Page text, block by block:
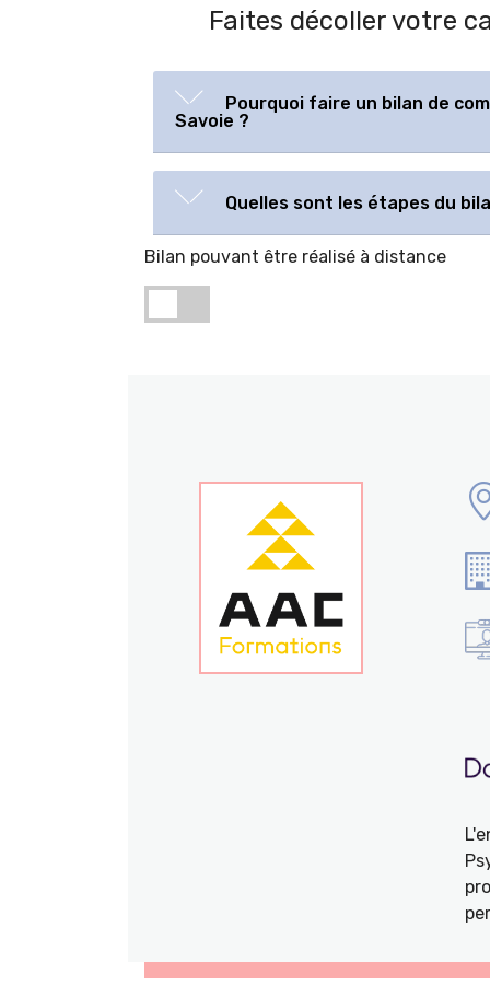
Faites décoller votre
Pourquoi faire un bilan de
Savoie ?
Quelles sont les étapes du
Bilan pouvant être réalisé à distance